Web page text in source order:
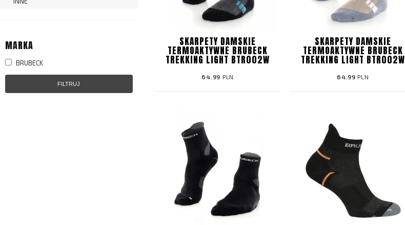
MARKA
BRUBECK
FILTRUJ
SKARPETY DAMSKIE
TERMOAKTYWNE BRUBECK
TREKKING LIGHT BTR002W
64.99 PLN
SKARPETY DAMSKIE
TERMOAKTYWNE BRUBECK
TREKKING LIGHT BTR002W
64.99 PLN